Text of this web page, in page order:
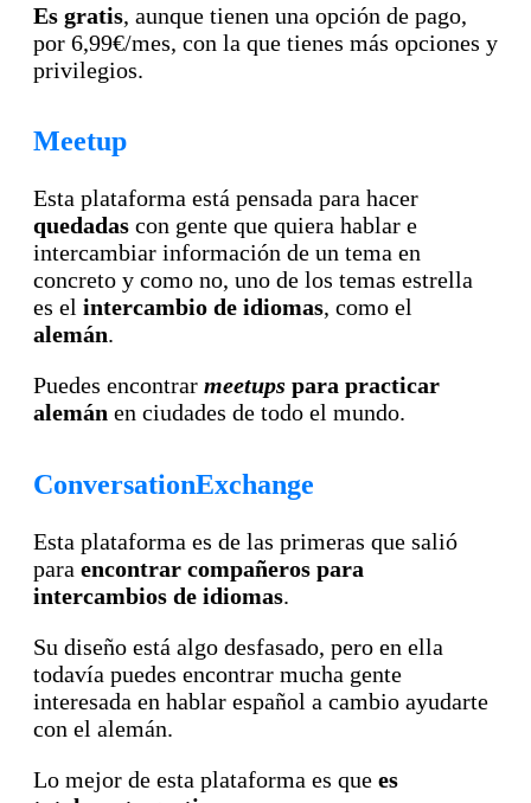
Es gratis, aunque tienen una opción de pago,
por 6,99€/mes, con la que tienes más opciones y
privilegios.
Meetup
Esta plataforma está pensada para hacer
quedadas con gente que quiera hablar e
intercambiar información de un tema en
concreto y como no, uno de los temas estrella
es el intercambio de idiomas, como el
alemán.
Puedes encontrar meetups para practicar
alemán en ciudades de todo el mundo.
ConversationExchange
Esta plataforma es de las primeras que salió
para encontrar compañeros para
intercambios de idiomas.
Su diseño está algo desfasado, pero en ella
todavía puedes encontrar mucha gente
interesada en hablar español a cambio ayudarte
con el alemán.
Lo mejor de esta plataforma es que es